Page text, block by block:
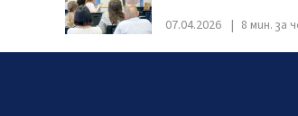
07.04.2026 8 мин. за